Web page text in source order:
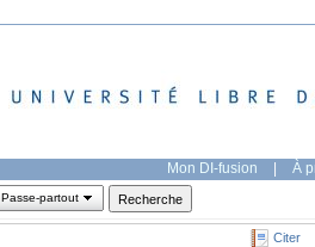
Mon DI-fusion | À
Passe-partout
Citer